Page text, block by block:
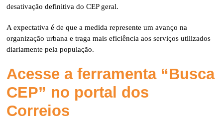
desativação definitiva do CEP geral.
A expectativa é de que a medida represente um avanço na
organização urbana e traga mais eficiência aos serviços utilizados
diariamente pela população.
Acesse a ferramenta “Busca
CEP” no portal dos
Correios